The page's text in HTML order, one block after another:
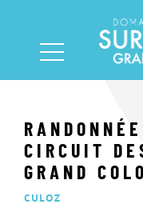
CIRCUIT
GRAND
CULOZ